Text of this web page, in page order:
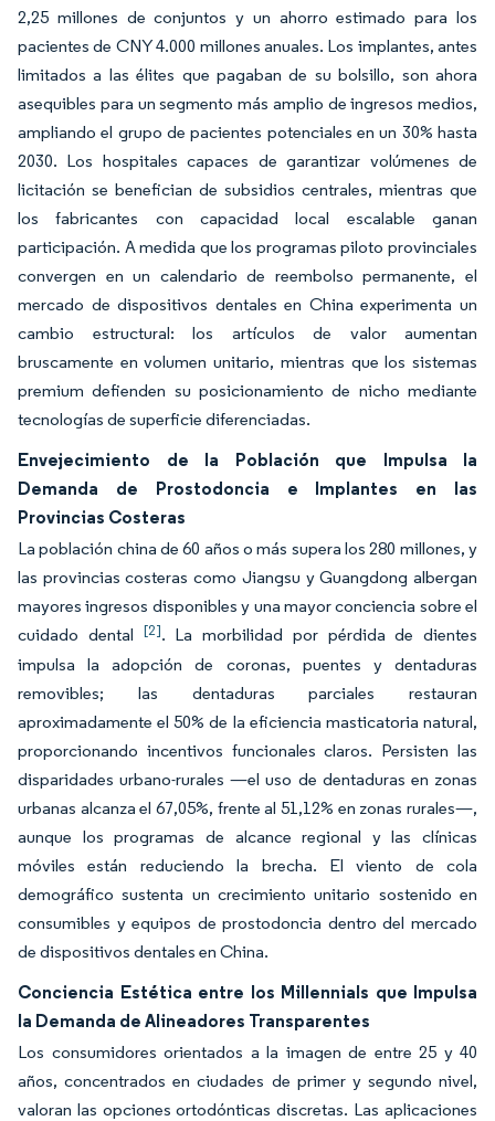
2,25 millones de conjuntos y un ahorro estimado para los
pacientes de CNY 4.000 millones anuales. Los implantes, antes
limitados a las élites que pagaban de su bolsillo, son ahora
asequibles para un segmento más amplio de ingresos medios,
ampliando el grupo de pacientes potenciales en un 30% hasta
2030. Los hospitales capaces de garantizar volúmenes de
licitación se benefician de subsidios centrales, mientras que
los fabricantes con capacidad local escalable ganan
participación. A medida que los programas piloto provinciales
convergen en un calendario de reembolso permanente, el
mercado de dispositivos dentales en China experimenta un
cambio estructural: los artículos de valor aumentan
bruscamente en volumen unitario, mientras que los sistemas
premium defienden su posicionamiento de nicho mediante
tecnologías de superficie diferenciadas.
Envejecimiento de la Población que Impulsa la
Demanda de Prostodoncia e Implantes en las
Provincias Costeras
La población china de 60 años o más supera los 280 millones, y
las provincias costeras como Jiangsu y Guangdong albergan
mayores ingresos disponibles y una mayor conciencia sobre el
cuidado dental [2]. La morbilidad por pérdida de dientes
impulsa la adopción de coronas, puentes y dentaduras
removibles; las dentaduras parciales restauran
aproximadamente el 50% de la eficiencia masticatoria natural,
proporcionando incentivos funcionales claros. Persisten las
disparidades urbano-rurales —el uso de dentaduras en zonas
urbanas alcanza el 67,05%, frente al 51,12% en zonas rurales—,
aunque los programas de alcance regional y las clínicas
móviles están reduciendo la brecha. El viento de cola
demográfico sustenta un crecimiento unitario sostenido en
consumibles y equipos de prostodoncia dentro del mercado
de dispositivos dentales en China.
Conciencia Estética entre los Millennials que Impulsa
la Demanda de Alineadores Transparentes
Los consumidores orientados a la imagen de entre 25 y 40
años, concentrados en ciudades de primer y segundo nivel,
valoran las opciones ortodónticas discretas. Las aplicaciones